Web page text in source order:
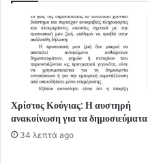
Χρίστος Κούγιας: Η αυστηρή
ανακοίνωση για τα δημοσιεύματα
34 λεπτά ago